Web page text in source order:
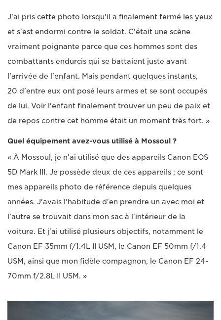
J'ai pris cette photo lorsqu'il a finalement fermé les yeux
et s'est endormi contre le soldat. C'était une scène
vraiment poignante parce que ces hommes sont des
combattants endurcis qui se battaient juste avant
l'arrivée de l'enfant. Mais pendant quelques instants,
20 d'entre eux ont posé leurs armes et se sont occupés
de lui. Voir l'enfant finalement trouver un peu de paix et
de repos contre cet homme était un moment très fort. »
Quel équipement avez-vous utilisé à Mossoul ?
« À Mossoul, je n'ai utilisé que des appareils Canon EOS
5D Mark III. Je possède deux de ces appareils ; ce sont
mes appareils photo de référence depuis quelques
années. J'avais l'habitude d'en prendre un avec moi et
l'autre se trouvait dans mon sac à l'intérieur de la
voiture. Et j'ai utilisé plusieurs objectifs, notamment le
Canon EF 35mm f/1.4L II USM, le Canon EF 50mm f/1.4
USM, ainsi que mon fidèle compagnon, le Canon EF 24-
70mm f/2.8L II USM. »